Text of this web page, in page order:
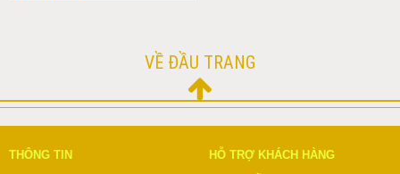
VỀ ĐẦU TRANG
THÔNG TIN
HỖ TRỢ KHÁCH HÀNG